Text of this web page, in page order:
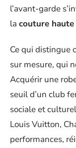
l’avant-garde
la couture haute
Ce qui distingue
sur mesure, qui
Acquérir une
seuil d’un club
sociale et
Louis Vuitton,
performances,